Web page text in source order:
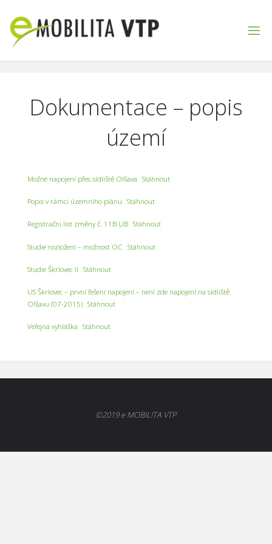
content
Dokumentace – popis
území
Možné napojení přes sídliště Olšava Stáhnout
Popis v rámci územního plánu Stáhnout
Registrační list změny č. 11B UB Stáhnout
Studie rozložení – možnost OC Stáhnout
Studie Škrlovec II Stáhnout
US Škrlovec – první řešení napojení – není zde napojení na sídliště
Olšavu (07-2015) Stáhnout
Veřejná vyhláška Stáhnout
©2019 e MOBILITA VTP